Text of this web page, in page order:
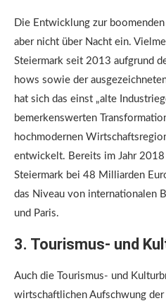
Die Entwicklung zur
aber nicht über Nacht ein.
Steiermark seit 2013 aufgrund
hows sowie der
hat sich das einst „alte
bemerkenswerten
hochmodernen
entwickelt. Bereits im Jahr 2018
Steiermark bei 48 Milliarden
das Niveau von internationalen
und Paris.
3. Tourismus- und
Auch die Tourismus- und
wirtschaftlichen Aufschwung